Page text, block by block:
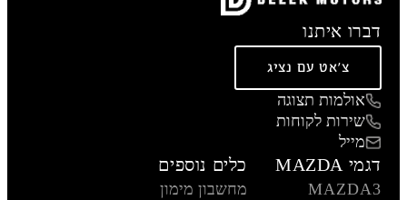
דברו איתנו
צ'אט עם נציג
אולמות תצוגה
שירות לקוחות
מייל
דגמי MAZDA
MAZDA3
כלים נוספים
מחשבון מימון